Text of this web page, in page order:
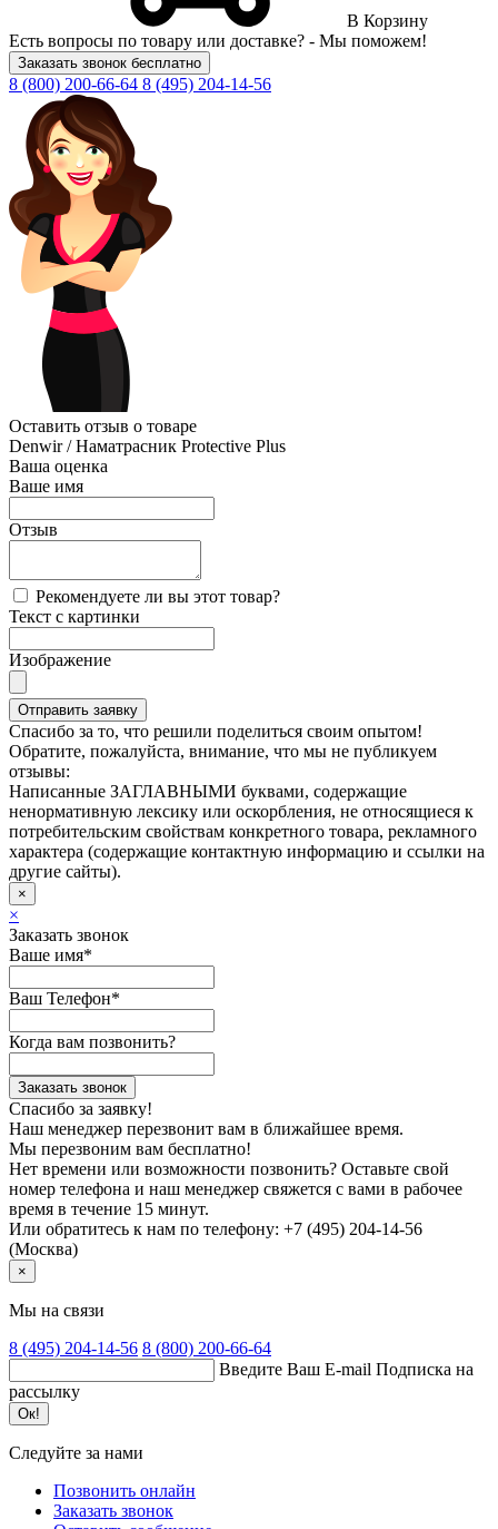
В Корзину
Есть вопросы по товару или доставке? - Мы поможем!
Заказать звонок бесплатно
8 (800) 200-66-64 8 (495) 204-14-56
Оставить отзыв о товаре
Denwir / Наматрасник Protective Plus
Ваша оценка
Ваше имя
Отзыв
Рекомендуете ли вы этот товар?
Текст с картинки
Изображение
Отправить заявку
Спасибо за то, что решили поделиться своим опытом!
Обратите, пожалуйста, внимание, что мы не публикуем
отзывы:
Написанные ЗАГЛАВНЫМИ буквами, содержащие
ненормативную лексику или оскорбления, не относящиеся к
потребительским свойствам конкретного товара, рекламного
характера (содержащие контактную информацию и ссылки на
другие сайты).
×
×
Заказать звонок
Ваше имя*
Ваш Телефон*
Когда вам позвонить?
Заказать звонок
Спасибо за заявку!
Наш менеджер перезвонит вам в ближайшее время.
Мы перезвоним вам бесплатно!
Нет времени или возможности позвонить? Оставьте свой
номер телефона и наш менеджер свяжется с вами в рабочее
время в течение 15 минут.
Или обратитесь к нам по телефону: +7 (495) 204-14-56
(Москва)
×
Мы на связи
8 (495) 204-14-56 8 (800) 200-66-64
Введите Ваш E-mail Подписка на
рассылку
Ок!
Следуйте за нами
Позвонить онлайн
Заказать звонок